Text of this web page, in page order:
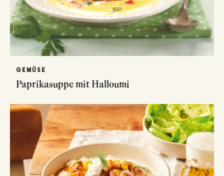
GEMÜSE
Paprikasuppe mit Halloumi